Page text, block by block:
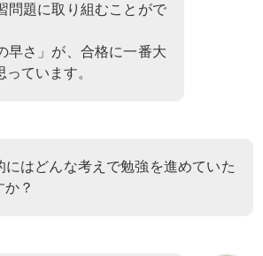
問題に取り組むことがで
早さ」が、合格に一番大
ています。
にはどんな考えで勉強を進めていた
か？